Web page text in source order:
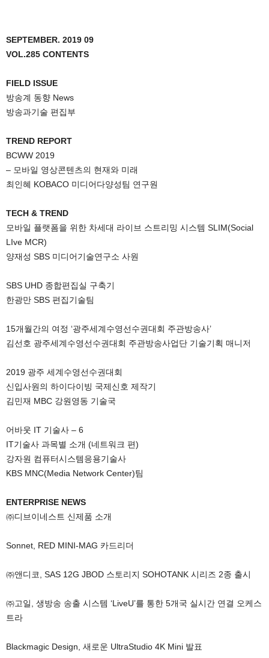
SEPTEMBER. 2019 09
VOL.285 CONTENTS
FIELD ISSUE
방송계 동향 News
방송과기술 편집부
TREND REPORT
BCWW 2019
– 모바일 영상콘텐츠의 현재와 미래
최인혜 KOBACO 미디어다양성팀 연구원
TECH & TREND
모바일 플랫폼을 위한 차세대 라이브 스트리밍 시스템 SLIM(Social
LIve MCR)
양재성 SBS 미디어기술연구소 사원
SBS UHD 종합편집실 구축기
한광만 SBS 편집기술팀
15개월간의 여정 ‘광주세계수영선수권대회 주관방송사’
김선호 광주세계수영선수권대회 주관방송사업단 기술기획 매니저
2019 광주 세계수영선수권대회
신입사원의 하이다이빙 국제신호 제작기
김민재 MBC 강원영동 기술국
어바웃 IT 기술사 – 6
IT기술사 과목별 소개 (네트워크 편)
강자원 컴퓨터시스템응용기술사
KBS MNC(Media Network Center)팀
ENTERPRISE NEWS
㈜디브이네스트 신제품 소개
Sonnet, RED MINI-MAG 카드리더
㈜앤디코, SAS 12G JBOD 스토리지 SOHOTANK 시리즈 2종 출시
㈜고일, 생방송 송출 시스템 ‘LiveU’를 통한 5개국 실시간 연결 오케스
트라
Blackmagic Design, 새로운 UltraStudio 4K Mini 발표